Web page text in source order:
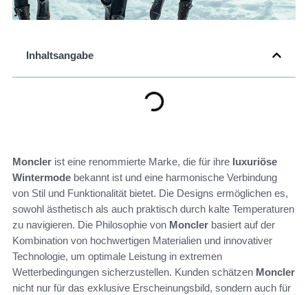
Inhaltsangabe
Moncler ist eine renommierte Marke, die für ihre luxuriöse
Wintermode bekannt ist und eine harmonische Verbindung
von Stil und Funktionalität bietet. Die Designs ermöglichen es,
sowohl ästhetisch als auch praktisch durch kalte Temperaturen
zu navigieren. Die Philosophie von Moncler basiert auf der
Kombination von hochwertigen Materialien und innovativer
Technologie, um optimale Leistung in extremen
Wetterbedingungen sicherzustellen. Kunden schätzen Moncler
nicht nur für das exklusive Erscheinungsbild, sondern auch für